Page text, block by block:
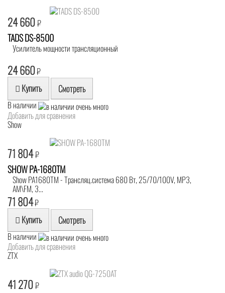
24 660₽
TADS DS-8500
Усилитель мощности трансляционный
24 660₽
Купить Смотреть
В наличии
Добавить для сравнения
Show
71 804₽
SHOW PA-1680TM
Show PA1680TM - Трансляц.система 680 Вт, 25/70/100V, MP3,
AM\FM, 3...
71 804₽
Купить Смотреть
В наличии
Добавить для сравнения
ZTX
41 270₽